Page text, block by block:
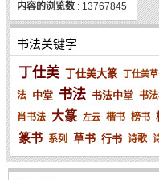
内容的浏览数 : 13767845
书法关键字
丁仕美 丁仕美大篆 丁仕美
法 中堂 书法 书法中堂 书
肖书法 大篆 左云 楷书 榜书
篆书 系列 草书 行书 诗歌